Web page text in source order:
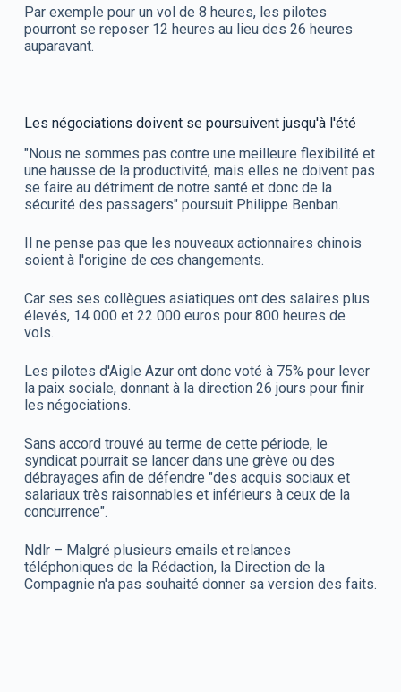
Par exemple pour un vol de 8 heures, les pilotes
pourront se reposer 12 heures au lieu des 26 heures
auparavant.
Les négociations doivent se poursuivent jusqu'à l'été
"Nous ne sommes pas contre une meilleure flexibilité et
une hausse de la productivité, mais elles ne doivent pas
se faire au détriment de notre santé et donc de la
sécurité des passagers" poursuit Philippe Benban.
Il ne pense pas que les nouveaux actionnaires chinois
soient à l'origine de ces changements.
Car ses ses collègues asiatiques ont des salaires plus
élevés, 14 000 et 22 000 euros pour 800 heures de
vols.
Les pilotes d'Aigle Azur ont donc voté à 75% pour lever
la paix sociale, donnant à la direction 26 jours pour finir
les négociations.
Sans accord trouvé au terme de cette période, le
syndicat pourrait se lancer dans une grève ou des
débrayages afin de défendre "des acquis sociaux et
salariaux très raisonnables et inférieurs à ceux de la
concurrence".
Ndlr – Malgré plusieurs emails et relances
téléphoniques de la Rédaction, la Direction de la
Compagnie n'a pas souhaité donner sa version des faits.